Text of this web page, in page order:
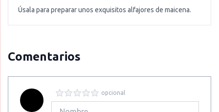
Úsala para preparar unos exquisitos alfajores de maicena.
Comentarios
opcional